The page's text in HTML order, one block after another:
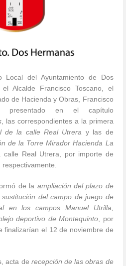
Local del Ayuntamiento de Dos
Alcalde Francisco Toscano, el
de Hacienda y Obras, Francisco
presentado en el capítulo
, las correspondientes a la primera
de la calle Real Utrera y las de
de la Torre Mirador Hacienda La
calle Real Utrera, por importe de
de la ampliación del plazo de
del campo de juego de
en los campos Manuel Utrilla,
deportivo de Montequinto , por
finalizarían el 12 de noviembre de
acta de recepción de las obras de